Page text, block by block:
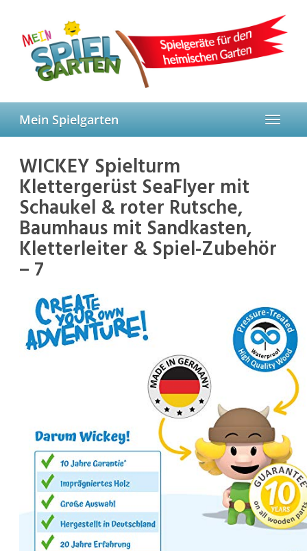
content
Toggle
Mein Spielgarten
WICKEY Spielturm
Klettergerüst SeaFlyer mit
Schaukel & roter Rutsche,
Baumhaus mit Sandkasten,
Kletterleiter & Spiel-Zubehör
– 7